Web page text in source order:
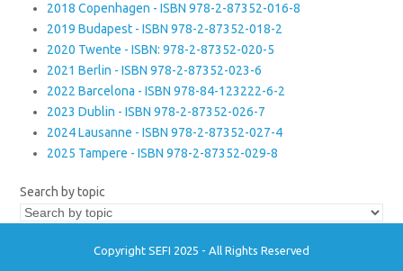
2018 Copenhagen - ISBN 978-2-87352-016-8
2019 Budapest - ISBN 978-2-87352-018-2
2020 Twente - ISBN: 978-2-87352-020-5
2021 Berlin - ISBN 978-2-87352-023-6
2022 Barcelona - ISBN 978-84-123222-6-2
2023 Dublin - ISBN 978-2-87352-026-7
2024 Lausanne - ISBN 978-2-87352-027-4
2025 Tampere - ISBN 978-2-87352-029-8
Search by topic
Copyright SEFI 2025 - All Rights Reserved